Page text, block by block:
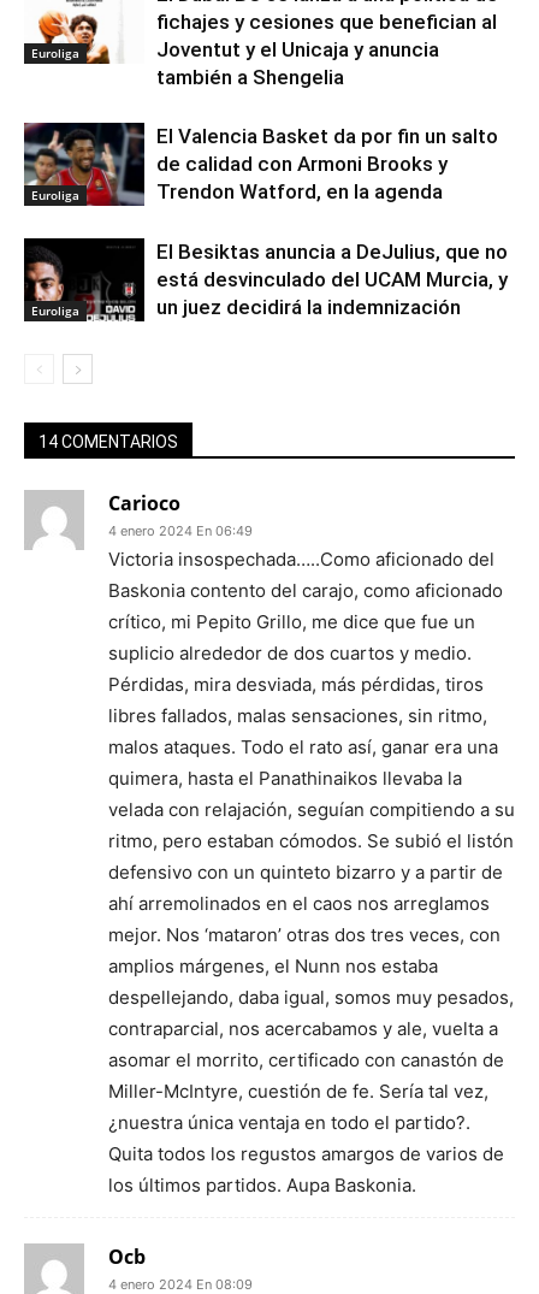
Euroliga
fichajes y cesiones que benefician al
Joventut y el Unicaja y anuncia
también a Shengelia
Euroliga
El Valencia Basket da por fin un salto
de calidad con Armoni Brooks y
Trendon Watford, en la agenda
Euroliga
El Besiktas anuncia a DeJulius, que no
está desvinculado del UCAM Murcia, y
un juez decidirá la indemnización
14 COMENTARIOS
Carioco
4 enero 2024 En 06:49
Victoria insospechada…..Como aficionado del
Baskonia contento del carajo, como aficionado
crítico, mi Pepito Grillo, me dice que fue un
suplicio alrededor de dos cuartos y medio.
Pérdidas, mira desviada, más pérdidas, tiros
libres fallados, malas sensaciones, sin ritmo,
malos ataques. Todo el rato así, ganar era una
quimera, hasta el Panathinaikos llevaba la
velada con relajación, seguían compitiendo a su
ritmo, pero estaban cómodos. Se subió el listón
defensivo con un quinteto bizarro y a partir de
ahí arremolinados en el caos nos arreglamos
mejor. Nos ‘mataron’ otras dos tres veces, con
amplios márgenes, el Nunn nos estaba
despellejando, daba igual, somos muy pesados,
contraparcial, nos acercabamos y ale, vuelta a
asomar el morrito, certificado con canastón de
Miller-McIntyre, cuestión de fe. Sería tal vez,
¿nuestra única ventaja en todo el partido?.
Quita todos los regustos amargos de varios de
los últimos partidos. Aupa Baskonia.
Ocb
4 enero 2024 En 08:09